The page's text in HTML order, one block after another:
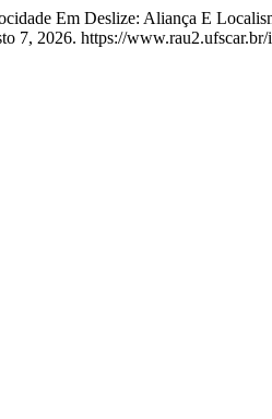
Em Deslize: Aliança E
7, 2026. https://